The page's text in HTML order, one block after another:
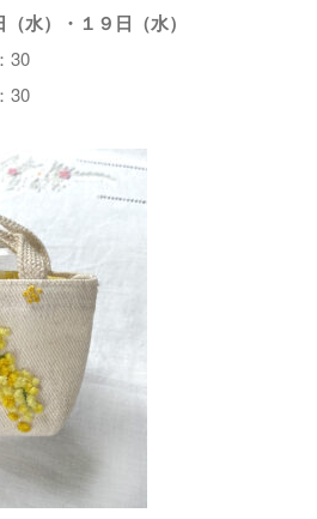
水）・１９日（水）
30
30